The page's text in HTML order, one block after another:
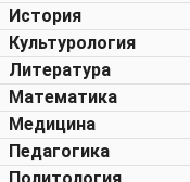
История
Культурология
Литература
Математика
Медицина
Педагогика